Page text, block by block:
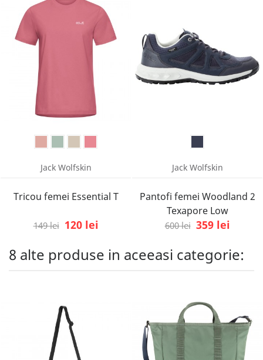
Jack Wolfskin
Tricou femei Essential T
149 lei 120 lei
Jack Wolfskin
Pantofi femei Woodland 2
Texapore Low
600 lei 359 lei
8 alte produse in aceeasi categorie: